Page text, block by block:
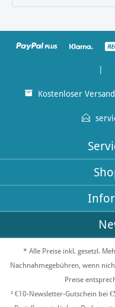
Kostenloser
* Alle Preise inkl. gesetzl.
Nachnahmegebühren, wenn
Preise
² €10-Newsletter-Gutschein bei